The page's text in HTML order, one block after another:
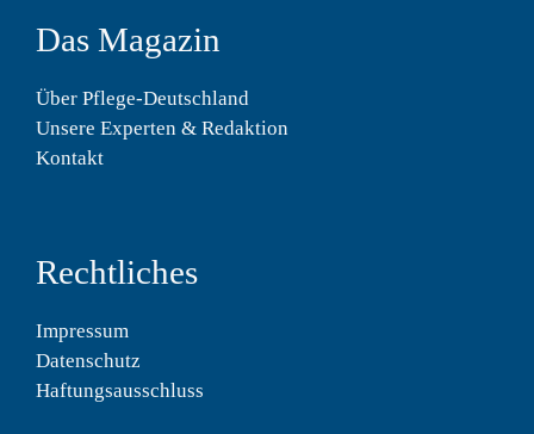
Das Magazin
Über Pflege-Deutschland
Unsere Experten & Redaktion
Kontakt
Rechtliches
Impressum
Datenschutz
Haftungsausschluss